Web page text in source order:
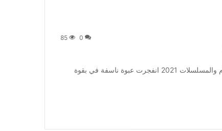
0
85
من صحيفة اشراق العالم 24:[ad_1] إعلان: شاهد أجمل الأفلام والمسلسلات 2021 انفجرت عبوة ناسفة في بقوة